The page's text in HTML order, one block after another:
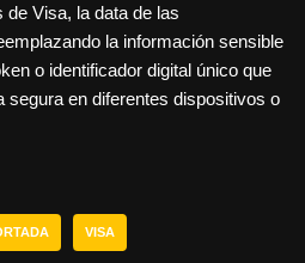
Visa, la data de las
la información sensible
o identificador digital único que
segura en diferentes dispositivos o
VISA